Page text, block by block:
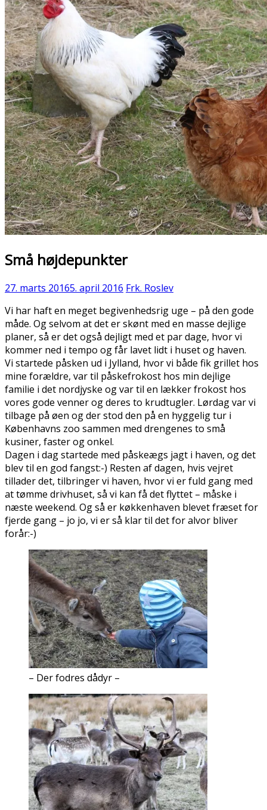
Små højdepunkter
27. marts 20165. april 2016 Frk. Roslev
Vi har haft en meget begivenhedsrig uge – på den gode
måde. Og selvom at det er skønt med en masse dejlige
planer, så er det også dejligt med et par dage, hvor vi
kommer ned i tempo og får lavet lidt i huset og haven.
Vi startede påsken ud i Jylland, hvor vi både fik grillet hos
mine forældre, var til påskefrokost hos min dejlige
familie i det nordjyske og var til en lækker frokost hos
vores gode venner og deres to krudtugler. Lørdag var vi
tilbage på øen og der stod den på en hyggelig tur i
Københavns zoo sammen med drengenes to små
kusiner, faster og onkel.
Dagen i dag startede med påskeægs jagt i haven, og det
blev til en god fangst:-) Resten af dagen, hvis vejret
tillader det, tilbringer vi haven, hvor vi er fuld gang med
at tømme drivhuset, så vi kan få det flyttet – måske i
næste weekend. Og så er køkkenhaven blevet fræset for
fjerde gang – jo jo, vi er så klar til det for alvor bliver
forår:-)
– Der fodres dådyr –